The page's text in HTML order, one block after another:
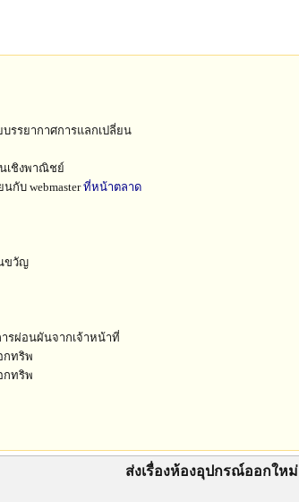
รรยากาศการแลกเปลี่ยน
เชิงพาณิชย์
กับ webmasterที่หน้าตลาด
ขวัญ
รผ่อนผันจากเจ้าหน้าที่
กทริพ
กทริพ
ส่งเรื่องห้องอุปกรณ์ออกใหม่